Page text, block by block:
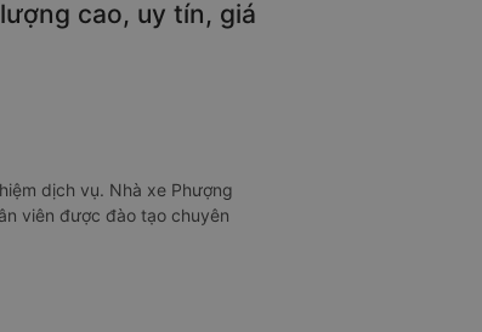
cao, uy tín, giá
dịch vụ. Nhà xe Phượng
viên được đào tạo chuyên